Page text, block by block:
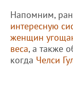
Напомним,
интересную
женщин
веса, а также
когда Челси